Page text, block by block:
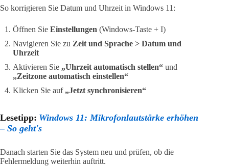
So korrigieren Sie Datum und Uhrzeit in Windows 11:
Öffnen Sie Einstellungen (Windows-Taste + I)
Navigieren Sie zu Zeit und Sprache > Datum und
Uhrzeit
Aktivieren Sie „Uhrzeit automatisch stellen“ und
„Zeitzone automatisch einstellen“
Klicken Sie auf „Jetzt synchronisieren“
Lesetipp: Windows 11: Mikrofonlautstärke erhöhen
– So geht's
Danach starten Sie das System neu und prüfen, ob die
Fehlermeldung weiterhin auftritt.